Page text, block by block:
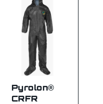
Pyrolon®
CRFR